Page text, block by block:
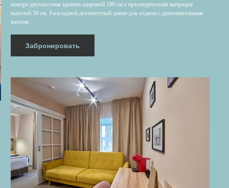
номере двухместная кровать шириной 180 см с ортопедическим матрацем
высотой 30 см. Раскладной двухместный диван для отдыха с дополнительным
местом.
Забронировать